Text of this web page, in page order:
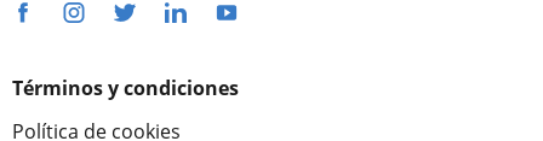
Términos y condiciones
Política de cookies